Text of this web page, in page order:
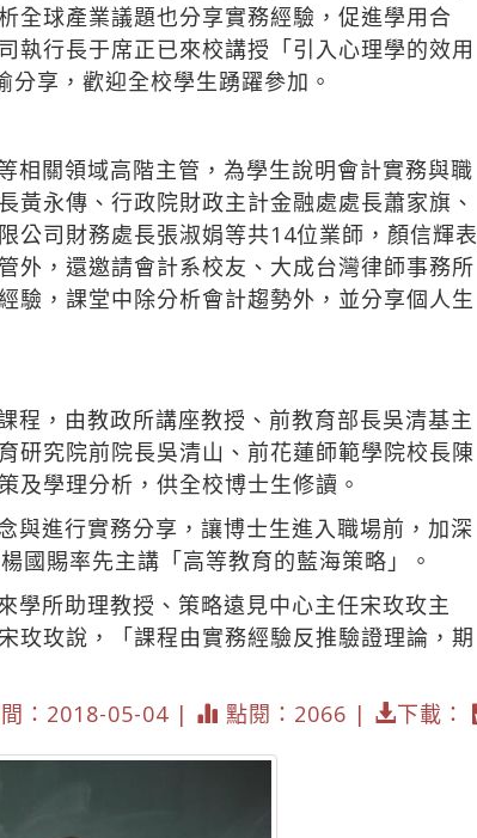
全球產業議題也分享實務經驗，促進學用合
執行長于席正已來校講授「引入心理學的效用
享，歡迎全校學生踴躍參加。
相關領域高階主管，為學生說明會計實務與職
永傳、行政院財政主計金融處處長蕭家旗、
公司財務處長張淑娟等共14位業師，顏信輝表
外，還邀請會計系校友、大成台灣律師事務所
驗，課堂中除分析會計趨勢外，並分享個人生
程，由教政所講座教授、前教育部長吳清基主
研究院前院長吳清山、前花蓮師範學院校長陳
及學理分析，供全校博士生修讀。
與進行實務分享，讓博士生進入職場前，加深
國賜率先主講「高等教育的藍海策略」。
學所助理教授、策略遠見中心主任宋玫玫主
玫玫說，「課程由實務經驗反推驗證理論，期
：2018-05-04 | 點閱：2066 | 下載：